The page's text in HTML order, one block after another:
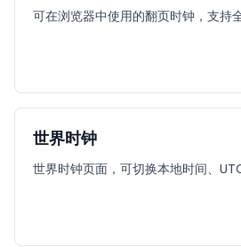
可在浏览器中使用的翻页时钟，支持
世界时钟
世界时钟页面，可切换本地时间、